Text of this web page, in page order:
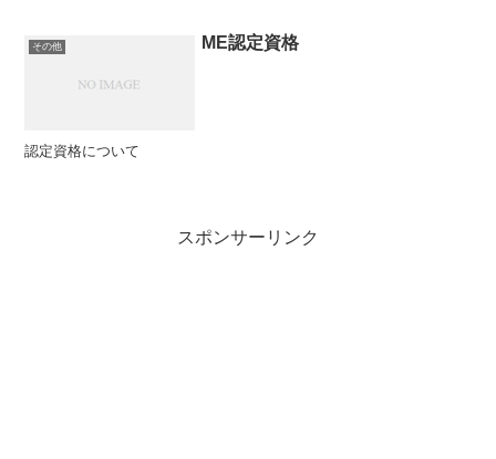
その他 ME認定資格
認定資格について
スポンサーリンク